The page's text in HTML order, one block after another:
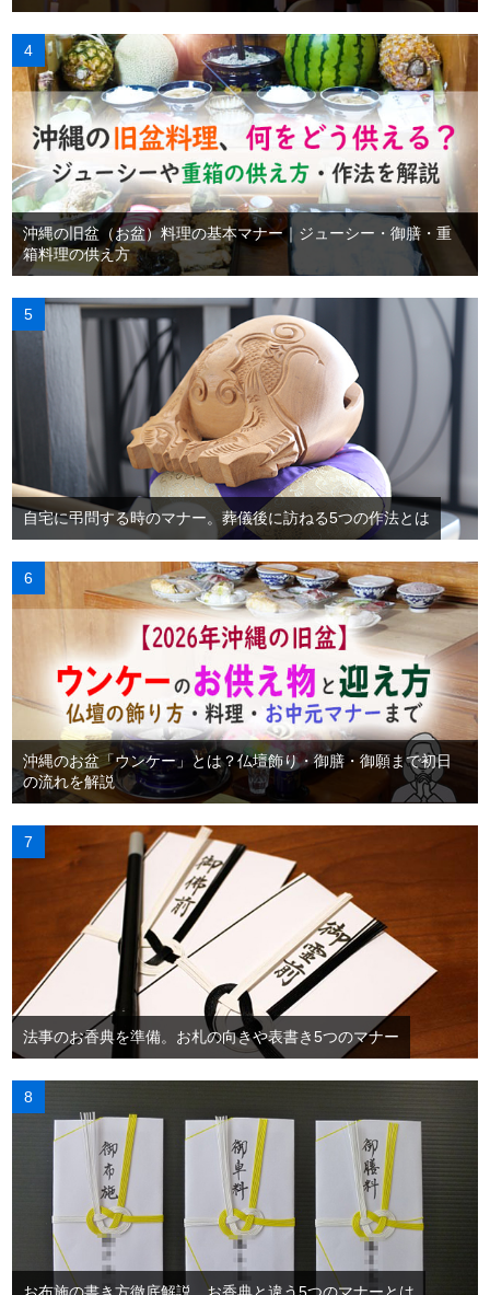
沖縄の旧盆（お盆）料理の基本マナー｜ジューシー・御膳・重
箱料理の供え方
自宅に弔問する時のマナー。葬儀後に訪ねる5つの作法とは
沖縄のお盆「ウンケー」とは？仏壇飾り・御膳・御願まで初日
の流れを解説
法事のお香典を準備。お札の向きや表書き5つのマナー